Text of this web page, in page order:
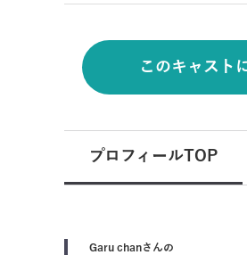
このキャスト
プロフィールTOP
Garu chanさんの